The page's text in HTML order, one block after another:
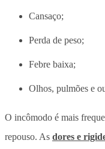
Cansaço;
Perda de peso;
Febre baixa;
Olhos, pulmões e
O incômodo é mais
repouso. As dores e